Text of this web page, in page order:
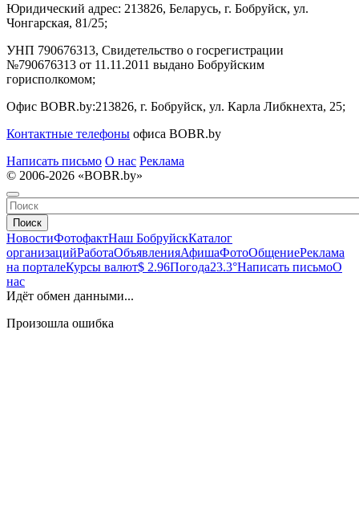
Юридический адрес: 213826, Беларусь, г. Бобруйск, ул.
Чонгарская, 81/25;
УНП 790676313, Свидетельство о госрегистрации
№790676313 от 11.11.2011 выдано Бобруйским
горисполкомом;
Офис BOBR.by:213826, г. Бобруйск, ул. Карла Либкнехта, 25;
Контактные телефоны офиса BOBR.by
Написать письмо О нас Реклама
© 2006-2026 «BOBR.by»
Поиск
НовостиФотофактНаш БобруйскКаталог
организацийРаботаОбъявленияАфишаФотоОбщениеРеклама
на порталеКурсы валют$ 2.96Погода23.3°Написать письмоО
нас
Идёт обмен данными...
Произошла ошибка